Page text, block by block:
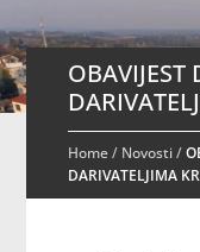
Home/ Novosti/
DARIVATELJIMA